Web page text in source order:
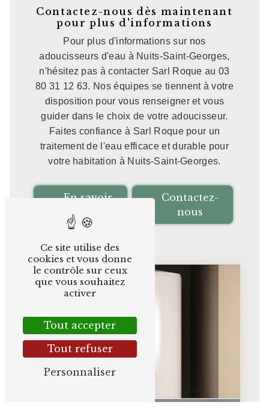
Contactez-nous dès maintenant
pour plus d'informations
Pour plus d'informations sur nos
adoucisseurs d'eau à Nuits-Saint-Georges,
n'hésitez pas à contacter Sarl Roque au 03
80 31 12 63. Nos équipes se tiennent à votre
disposition pour vous renseigner et vous
guider dans le choix de votre adoucisseur.
Faites confiance à Sarl Roque pour un
traitement de l'eau efficace et durable pour
votre habitation à Nuits-Saint-Georges.
En savoir
Contactez-
nous
Ce site utilise des
cookies et vous donne
le contrôle sur ceux
que vous souhaitez
activer
Tout accepter
Tout refuser
Personnaliser